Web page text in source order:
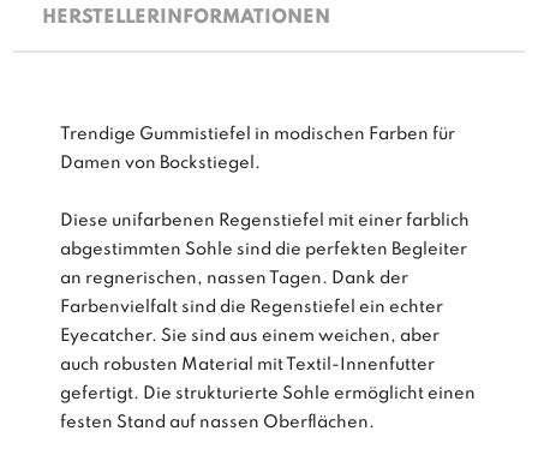
HERSTELLERINFORMATIONEN
Trendige Gummistiefel in modischen Farben für
Damen von Bockstiegel.
Diese unifarbenen Regenstiefel mit einer farblich
abgestimmten Sohle sind die perfekten Begleiter
an regnerischen, nassen Tagen. Dank der
Farbenvielfalt sind die Regenstiefel ein echter
Eyecatcher. Sie sind aus einem weichen, aber
auch robusten Material mit Textil-Innenfutter
gefertigt. Die strukturierte Sohle ermöglicht einen
festen Stand auf nassen Oberflächen.